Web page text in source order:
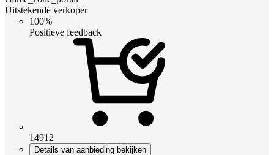
Uitstekende verkoper
100%
Positieve feedback
14912
Details van aanbieding bekijken